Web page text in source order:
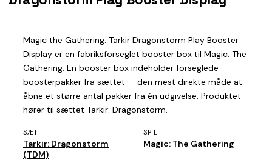
Magic the Gathering: Tarkir Dragonstorm Play Booster
Display er en fabriksforseglet booster box til Magic: The
Gathering. En booster box indeholder forseglede
boosterpakker fra sættet — den mest direkte måde at
åbne et større antal pakker fra én udgivelse. Produktet
hører til sættet Tarkir: Dragonstorm.
SÆT
Tarkir: Dragonstorm
(TDM)
SPIL
Magic: The Gathering